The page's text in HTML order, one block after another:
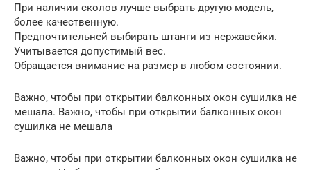
При наличии сколов лучше выбрать другую модель,
более качественную.
Предпочтительней выбирать штанги из нержавейки.
Учитывается допустимый вес.
Обращается внимание на размер в любом состоянии.
Важно, чтобы при открытии балконных окон сушилка не
мешала. Важно, чтобы при открытии балконных окон
сушилка не мешала
Важно, чтобы при открытии балконных окон сушилка не